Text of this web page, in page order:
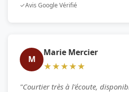
✓Avis Google Vérifié
M
Marie Mercier
★★★★★
"Courtier très à l'écoute,